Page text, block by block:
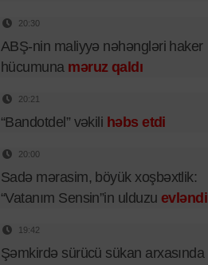
20:30
ABŞ-nin maliyyə nəhəngləri haker
hücumuna məruz qaldı
20:21
“Bandotdel” vəkili həbs etdi
20:00
Sadə mərasim, böyük xoşbəxtlik:
“Vatanım Sensin”in ulduzu evləndi
19:42
Şəmkirdə sürücü sükan arxasında